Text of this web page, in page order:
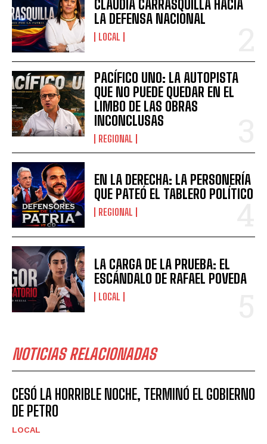
CLAUDIA CARRASQUILLA HACIA
LA DEFENSA NACIONAL
LOCAL
PACÍFICO UNO: LA AUTOPISTA
QUE NO PUEDE QUEDAR EN EL
LIMBO DE LAS OBRAS
INCONCLUSAS
REGIONAL
EN LA DERECHA: LA PERSONERÍA
QUE PATEÓ EL TABLERO POLÍTICO
REGIONAL
LA CARGA DE LA PRUEBA: EL
ESCÁNDALO DE RAFAEL POVEDA
LOCAL
NOTICIAS RELACIONADAS
CESÓ LA HORRIBLE NOCHE, TERMINÓ EL GOBIERNO
DE PETRO
LOCAL